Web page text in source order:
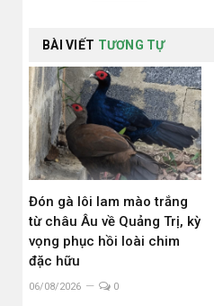
BÀI VIẾT TƯƠNG TỰ
Đón gà lôi lam mào trắng
từ châu Âu về Quảng Trị, kỳ
vọng phục hồi loài chim
đặc hữu
06/08/2026 0